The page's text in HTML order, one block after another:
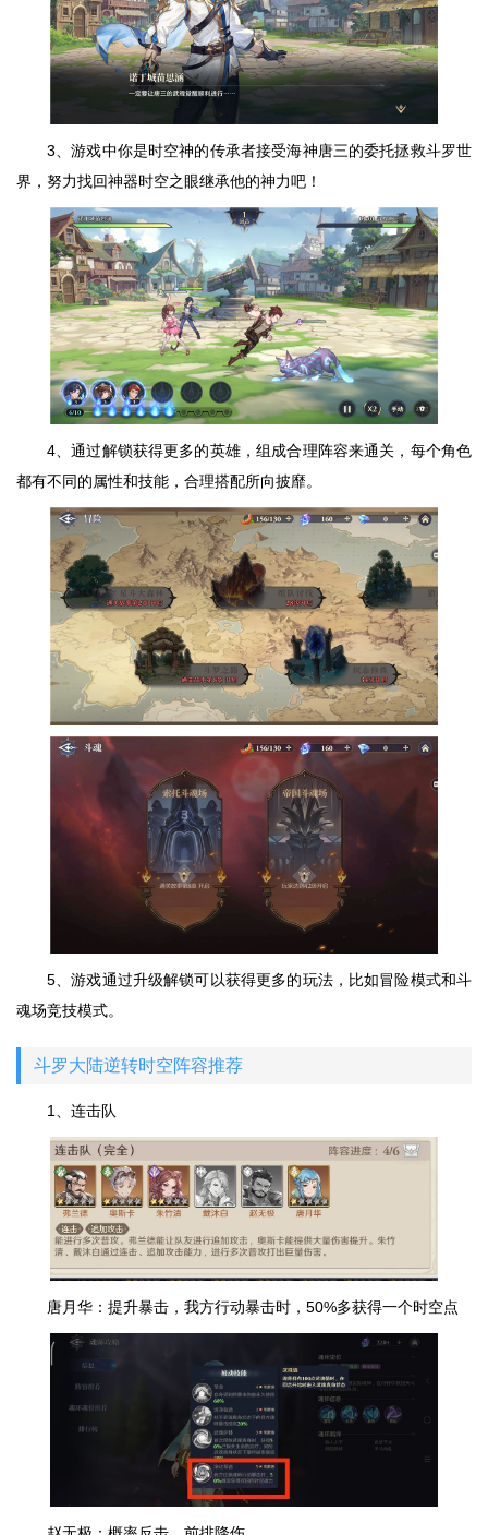
3、游戏中你是时空神的传承者接受海神唐三的委托拯救斗罗世
界，努力找回神器时空之眼继承他的神力吧！
4、通过解锁获得更多的英雄，组成合理阵容来通关，每个角色
都有不同的属性和技能，合理搭配所向披靡。
5、游戏通过升级解锁可以获得更多的玩法，比如冒险模式和斗
魂场竞技模式。
斗罗大陆逆转时空阵容推荐
1、连击队
唐月华：提升暴击，我方行动暴击时，50%多获得一个时空点